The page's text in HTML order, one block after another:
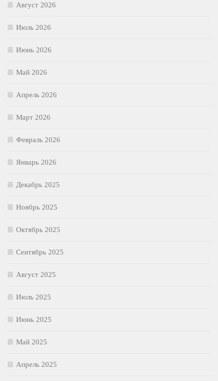
Август 2026
Июль 2026
Июнь 2026
Май 2026
Апрель 2026
Март 2026
Февраль 2026
Январь 2026
Декабрь 2025
Ноябрь 2025
Октябрь 2025
Сентябрь 2025
Август 2025
Июль 2025
Июнь 2025
Май 2025
Апрель 2025